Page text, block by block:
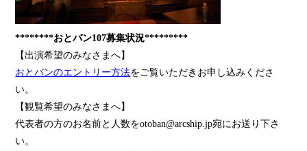
********おとバン107募集状況*********
【出演希望のみなさまへ】
おとバンのエントリー方法をご覧いただきお申し込みくださ
い。
【観覧希望のみなさまへ】
代表者の方のお名前と人数をotoban@arcship.jp宛にお送り下さ
い。